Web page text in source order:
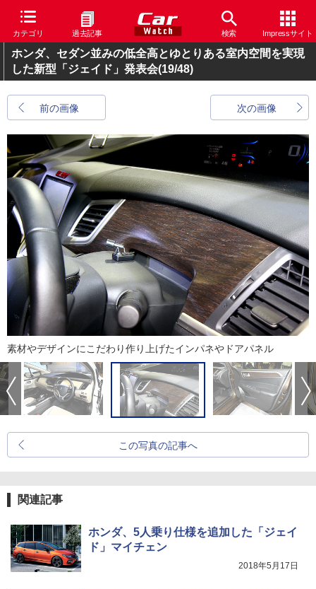
カテゴリ 過去記事 検索 Impressサイト
ホンダ、セダン並みの低全高とゆとりある室内空間を実現
した新型「ジェイド」発表会(19/48)
前の画像 次の画像
素材やデザインにこだわり作り上げたインパネやドアパネル
この写真の記事へ
関連記事
ホンダ、5人乗り仕様を追加した「ジェイ
ド」マイチェン
2018年5月17日